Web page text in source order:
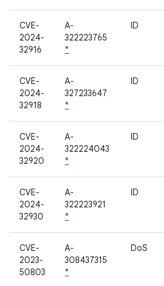
CVE-
2024-
32916
A-
322223765
*
ID
CVE-
2024-
32918
A-
327233647
*
ID
CVE-
2024-
32920
A-
322224043
*
ID
CVE-
2024-
32930
A-
322223921
*
ID
CVE-
2023-
50803
A-
308437315
*
DoS